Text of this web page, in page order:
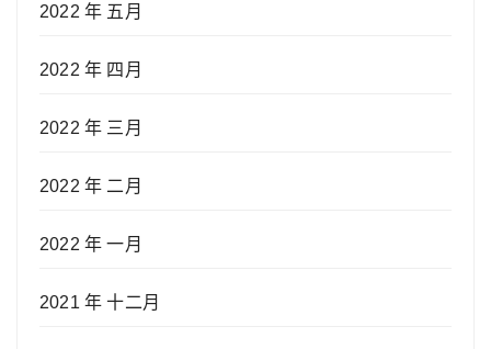
2022 年 五月
2022 年 四月
2022 年 三月
2022 年 二月
2022 年 一月
2021 年 十二月